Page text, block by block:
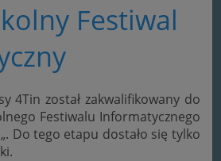
Festiwal
4Tin został zakwalifikowany do
Festiwalu Informatycznego
„. Do tego etapu dostało się tylko